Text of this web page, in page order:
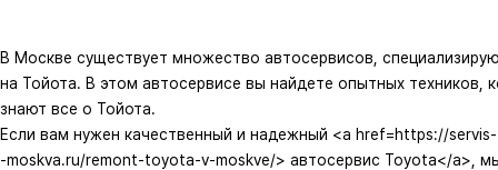
В Москве существует множество автосервисов,
на Тойота. В этом автосервисе вы найдете опытных техников,
знают все о Тойота.
Если вам нужен качественный и надежный <a href=https://
-moskva.ru/remont-toyota-v-moskve/> автосервис Toyota</a>,